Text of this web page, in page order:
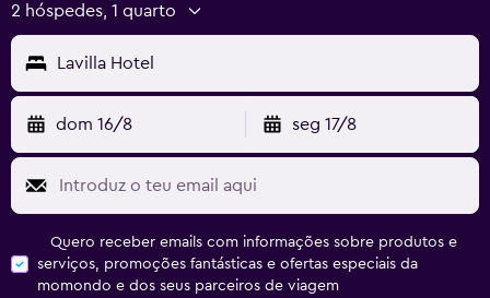
2 hóspedes, 1 quarto
Lavilla Hotel
dom 16/8 seg 17/8
Quero receber emails com informações sobre produtos e
serviços, promoções fantásticas e ofertas especiais da
momondo e dos seus parceiros de viagem